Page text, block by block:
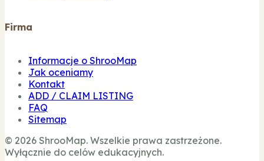
Firma
Informacje o ShrooMap
Jak oceniamy
Kontakt
ADD / CLAIM LISTING
FAQ
Sitemap
© 2026 ShrooMap. Wszelkie prawa zastrzeżone.
Wyłącznie do celów edukacyjnych.